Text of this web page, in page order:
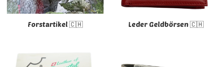
Forstartikel 🇨🇭 Leder Geldbörsen 🇨🇭